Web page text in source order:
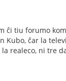
ĉi tiu forumo
Kubo, ĉar la
realeco, ni tre